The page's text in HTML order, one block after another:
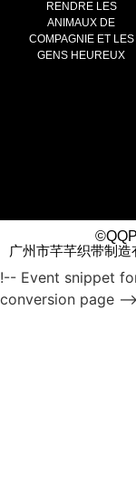
RENDRE LES
ANIMAUX DE
COMPAGNIE ET LES
GENS HEUREUX
广州市芊芊织带制造
!-- Event snippet
conversion page -->